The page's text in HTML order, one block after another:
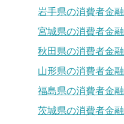
岩手県の消費者金融
宮城県の消費者金融
秋田県の消費者金融
山形県の消費者金融
福島県の消費者金融
茨城県の消費者金融